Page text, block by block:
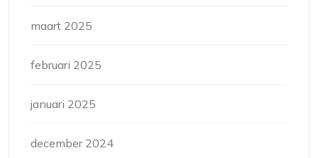
maart 2025
februari 2025
januari 2025
december 2024